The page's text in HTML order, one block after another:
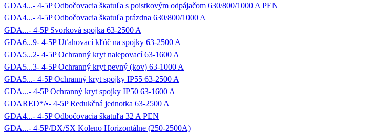
GDA4...- 4-5P Odbočovacia škatuľa s poistkovým odpájačom 630/800/1000 A PEN
GDA4...- 4-5P Odbočovacia škatuľa prázdna 630/800/1000 A
GDA...- 4-5P Svorková spojka 63-2500 A
GDA6...9- 4-5P Uťahovací kľúč na spojky 63-2500 A
GDA5...2- 4-5P Ochranný kryt nalepovací 63-1600 A
GDA5...3- 4-5P Ochranný kryt pevný (kov) 63-1000 A
GDA5...- 4-5P Ochranný kryt spojky IP55 63-2500 A
GDA...- 4-5P Ochranný kryt spojky IP50 63-1600 A
GDARED*/•- 4-5P Redukčná jednotka 63-2500 A
GDA4...- 4-5P Odbočovacia škatuľa 32 A PEN
GDA...- 4-5P/DX/SX Koleno Horizontálne (250-2500A)